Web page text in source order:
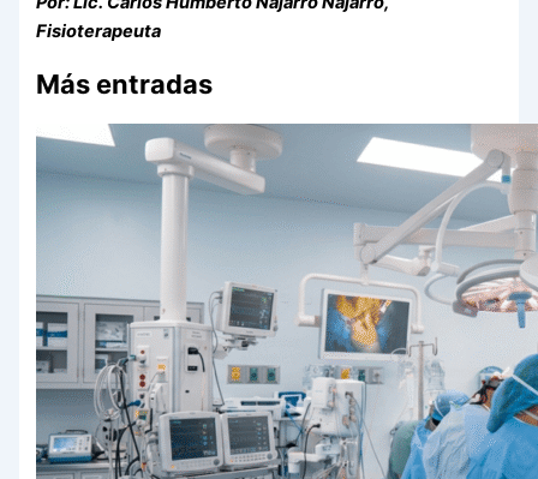
Fisioterapeuta
Más entradas